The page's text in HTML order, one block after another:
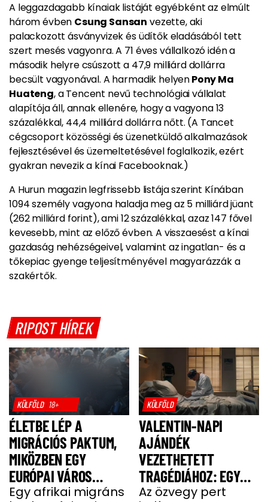
A leggazdagabb kínaiak listáját egyébként az elmúlt
három évben Csung Sansan vezette, aki
palackozott ásványvizek és üdítők eladásából tett
szert mesés vagyonra. A 71 éves vállalkozó idén a
második helyre csúszott a 47,9 milliárd dollárra
becsült vagyonával. A harmadik helyenPony Ma
Huateng, a Tencent nevű technológiai vállalat
alapítója áll, annak ellenére, hogy a vagyona 13
százalékkal, 44,4 milliárd dollárra nőtt. (A Tancet
cégcsoport közösségi és üzenetküldő alkalmazások
fejlesztésével és üzemeltetésével foglalkozik, ezért
gyakran nevezik a kínai Facebooknak.)
A Hurun magazin legfrissebb listája szerint Kínában
1094 személy vagyona haladja meg az 5 milliárd jüant
(262 milliárd forint), ami 12 százalékkal, azaz 147 fővel
kevesebb, mint az előző évben. A visszaesést a kínai
gazdaság nehézségeivel, valamint az ingatlan- és a
tőkepiac gyenge teljesítményével magyarázzák a
szakértők.
RIPOST HÍREK
KÜLFÖLD 18+
ÉLETBE LÉP A
MIGRÁCIÓS PAKTUM,
MIKÖZBEN EGY
EURÓPAI VÁROS
LÁNGOKBAN ÁLL A
Egy afrikai migráns
KÜLFÖLD
VALENTIN-NAPI
AJÁNDÉK
VEZETHETETT
TRAGÉDIÁHOZ: EGY
SAJT MIATT HALT MEG
Az özvegy pert